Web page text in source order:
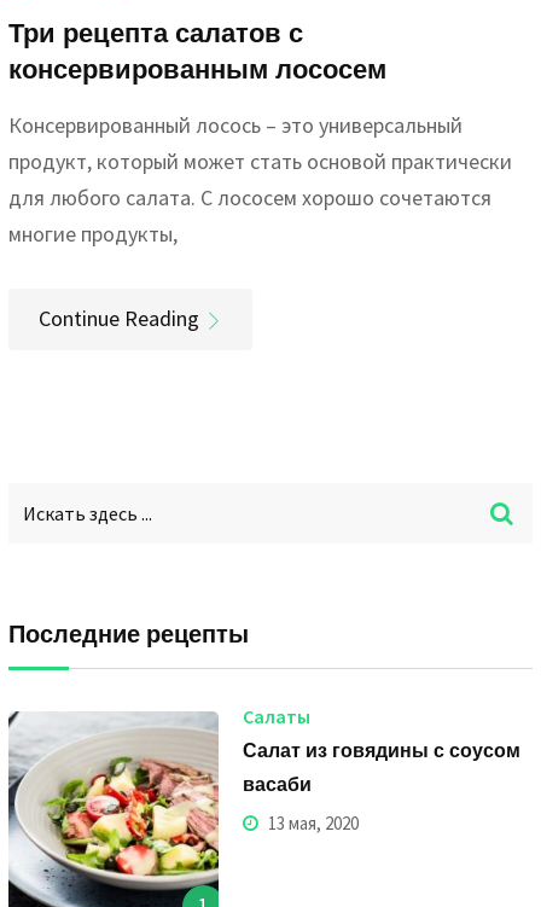
Три рецепта салатов с
консервированным лососем
Консервированный лосось – это универсальный
продукт, который может стать основой практически
для любого салата. С лососем хорошо сочетаются
многие продукты,
Continue Reading
Последние рецепты
Салаты
Салат из говядины с соусом
васаби
13 мая, 2020